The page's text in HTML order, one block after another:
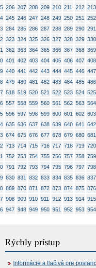
206 207 208 209 210 211 212 213
245 246 247 248 249 250 251
252
284 285 286 287 288 289 290 291
323 324 325 326 327 328 329 330
362 363 364 365 366 367 368 369
401 402 403 404 405 406 407 408
440 441 442 443 444 445 446 447
479 480 481 482 483 484 485 486
518 519 520 521 522 523 524 525
557 558 559 560 561 562 563 564
596 597 598 599 600 601 602 603
635 636 637 638 639 640 641
642
674 675 676 677 678 679 680 681
713 714 715 716 717 718 719 720
752 753 754 755 756 757 758 759
791 792 793 794 795 796 797 798
830 831 832 833 834 835 836 837
869 870 871 872 873 874 875 876
908 909 910 911 912 913 914 915
947 948 949 950 951 952 953 954
Rýchly prístup
Informácie a tlačivá pre